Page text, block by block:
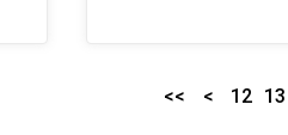
<< < 12 13